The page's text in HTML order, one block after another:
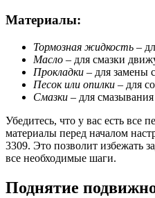
Материалы:
Тормозная жидкость –
Масло – для смазки
Прокладки – для замены
Песок или опилки – для
Смазки – для
Убедитесь, что у вас есть все
материалы перед началом
3309. Это позволит избежать
все необходимые шаги.
Поднятие